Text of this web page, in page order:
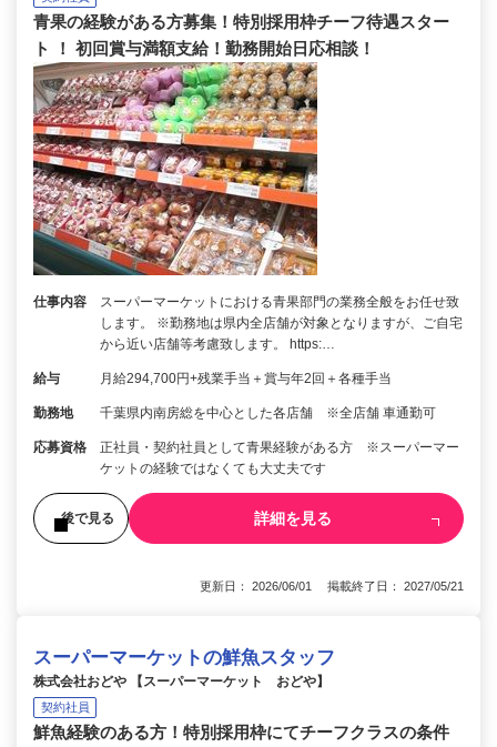
青果の経験がある方募集！特別採用枠チーフ待遇スター
ト ！ 初回賞与満額支給！勤務開始日応相談！
仕事内容
スーパーマーケットにおける青果部門の業務全般をお任せ致
します。 ※勤務地は県内全店舗が対象となりますが、ご自宅
から近い店舗等考慮致します。 https:…
給与 月給294,700円+残業手当＋賞与年2回＋各種手当
勤務地 千葉県内南房総を中心とした各店舗 ※全店舗 車通勤可
応募資格
正社員・契約社員として青果経験がある方 ※スーパーマー
ケットの経験ではなくても大丈夫です
後で見る 詳細を見る
更新日： 2026/06/01 掲載終了日： 2027/05/21
スーパーマーケットの鮮魚スタッフ
株式会社おどや 【スーパーマーケット おどや】
契約社員
鮮魚経験のある方！特別採用枠にてチーフクラスの条件